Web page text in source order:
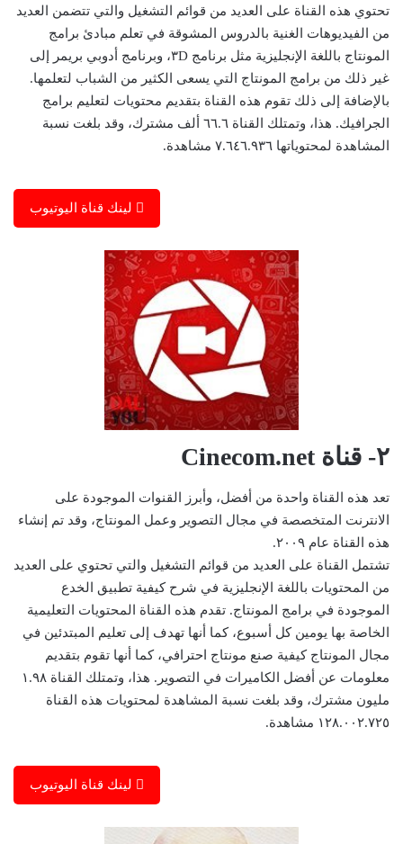
تحتوي هذه القناة على العديد من قوائم التشغيل والتي تتضمن العديد
من الفيديوهات الغنية بالدروس المشوقة في تعلم مبادئ برامج
المونتاج باللغة الإنجليزية مثل برنامج ٣D، وبرنامج أدوبي بريمر إلى
غير ذلك من برامج المونتاج التي يسعى الكثير من الشباب لتعلمها.
بالإضافة إلى ذلك تقوم هذه القناة بتقديم محتويات لتعليم برامج
الجرافيك. هذا، وتمتلك القناة ٦٦.٦ ألف مشترك، وقد بلغت نسبة
المشاهدة لمحتوياتها ٧.٦٤٦.٩٣٦ مشاهدة.
لينك قناة اليوتيوب
٢- قناة Cinecom.net
تعد هذه القناة واحدة من أفضل، وأبرز القنوات الموجودة على
الانترنت المتخصصة في مجال التصوير وعمل المونتاج، وقد تم إنشاء
هذه القناة عام ٢٠٠٩.
تشتمل القناة على العديد من قوائم التشغيل والتي تحتوي على العديد
من المحتويات باللغة الإنجليزية في شرح كيفية تطبيق الخدع
الموجودة في برامج المونتاج. تقدم هذه القناة المحتويات التعليمية
الخاصة بها يومين كل أسبوع، كما أنها تهدف إلى تعليم المبتدئين في
مجال المونتاج كيفية صنع مونتاج احترافي، كما أنها تقوم بتقديم
معلومات عن أفضل الكاميرات في التصوير. هذا، وتمتلك القناة ١.٩٨
مليون مشترك، وقد بلغت نسبة المشاهدة لمحتويات هذه القناة
١٢٨.٠٠٢.٧٢٥ مشاهدة.
لينك قناة اليوتيوب